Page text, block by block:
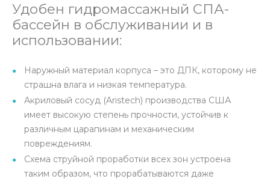
Удобен гидромассажный СПА-
бассейн в обслуживании и в
использовании:
Наружный материал корпуса – это ДПК, которому не
страшна влага и низкая температура.
Акриловый сосуд (Aristech) производства США
имеет высокую степень прочности, устойчив к
различным царапинам и механическим
повреждениям.
Схема струйной проработки всех зон устроена
таким образом, что прорабатываются даже